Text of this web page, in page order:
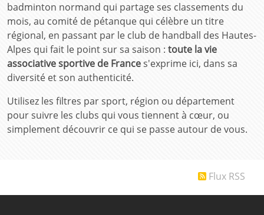
badminton normand qui partage ses classements du
mois, au comité de pétanque qui célèbre un titre
régional, en passant par le club de handball des Hautes-
Alpes qui fait le point sur sa saison : toute la vie
associative sportive de Frances'exprime ici, dans sa
diversité et son authenticité.
Utilisez les filtres par sport, région ou département
pour suivre les clubs qui vous tiennent à cœur, ou
simplement découvrir ce qui se passe autour de vous.
Flux RSS